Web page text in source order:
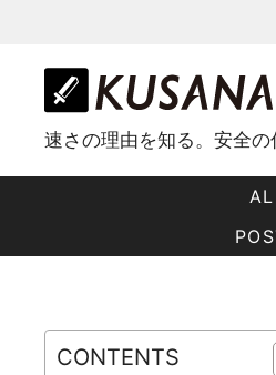
ス
プ
速さの理由を知る。安全
CONTENTS